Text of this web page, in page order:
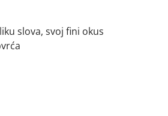
slova, svoj fini okus